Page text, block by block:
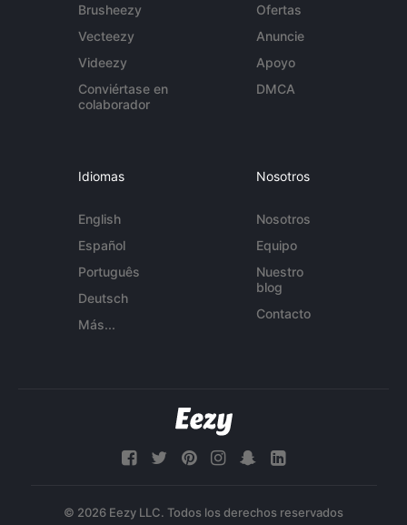
Brusheezy
Vecteezy
Videezy
Conviértase en
colaborador
Ofertas
Anuncie
Apoyo
DMCA
Idiomas
English
Español
Português
Deutsch
Más...
Nosotros
Nosotros
Equipo
Nuestro
blog
Contacto
© 2026 Eezy LLC. Todos los derechos reservados